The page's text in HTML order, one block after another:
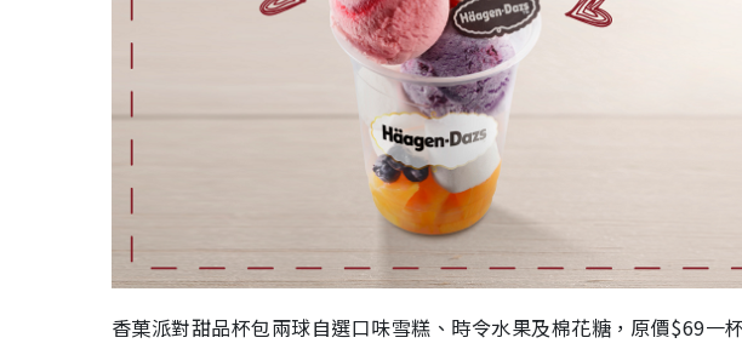
香菓派對甜品杯包兩球自選口味雪糕、時令水果及棉花糖，原價$69一